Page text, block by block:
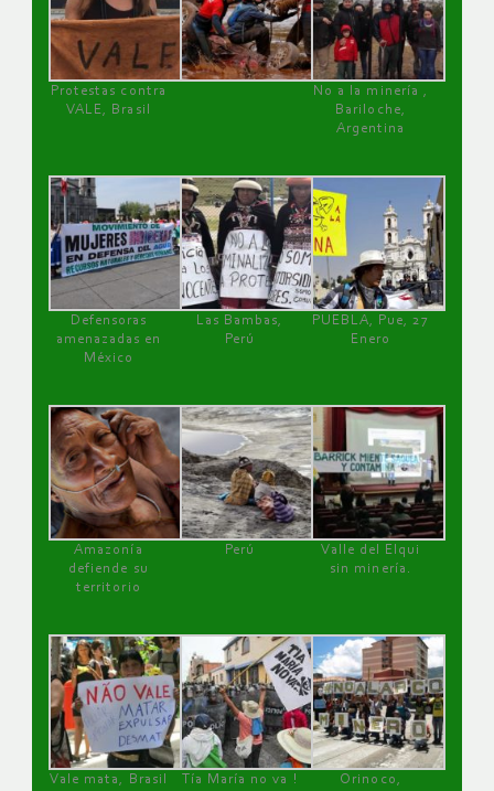
Protestas contra
VALE, Brasil
No a la minería ,
Bariloche,
Argentina
Defensoras
amenazadas en
México
Las Bambas,
Perú
PUEBLA, Pue, 27
Enero
Amazonía
defiende su
territorio
Perú
Valle del Elqui
sin minería.
Vale mata, Brasil
Tía María no va !
Orinoco,